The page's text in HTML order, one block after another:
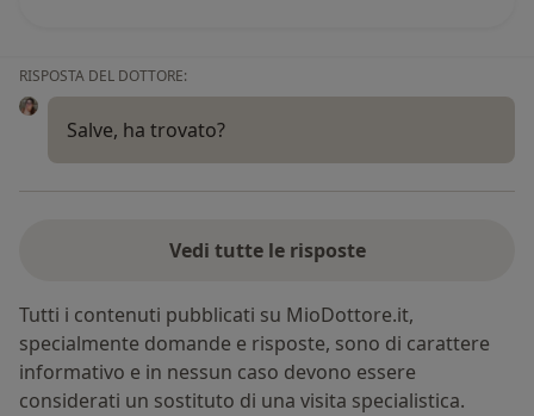
RISPOSTA DEL DOTTORE:
Salve, ha trovato?
Vedi tutte le risposte
Tutti i contenuti pubblicati su MioDottore.it,
specialmente domande e risposte, sono di carattere
informativo e in nessun caso devono essere
considerati un sostituto di una visita specialistica.